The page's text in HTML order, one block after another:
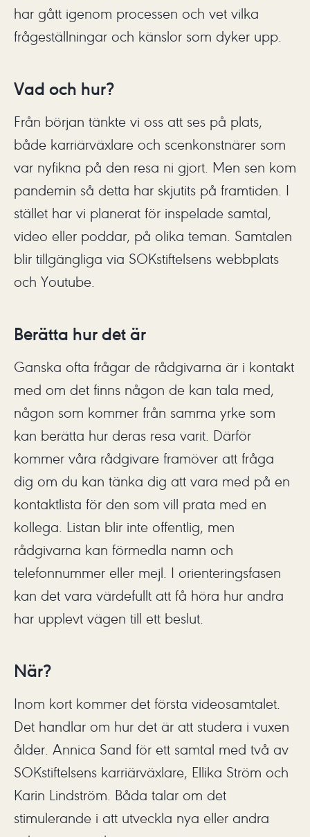
har gått igenom processen och vet vilka
frågeställningar och känslor som dyker upp.
Vad och hur?
Från början tänkte vi oss att ses på plats,
både karriärväxlare och scenkonstnärer som
var nyfikna på den resa ni gjort. Men sen kom
pandemin så detta har skjutits på framtiden. I
stället har vi planerat för inspelade samtal,
video eller poddar, på olika teman. Samtalen
blir tillgängliga via SOKstiftelsens webbplats
och Youtube.
Berätta hur det är
Ganska ofta frågar de rådgivarna är i kontakt
med om det finns någon de kan tala med,
någon som kommer från samma yrke som
kan berätta hur deras resa varit. Därför
kommer våra rådgivare framöver att fråga
dig om du kan tänka dig att vara med på en
kontaktlista för den som vill prata med en
kollega. Listan blir inte offentlig, men
rådgivarna kan förmedla namn och
telefonnummer eller mejl. I orienteringsfasen
kan det vara värdefullt att få höra hur andra
har upplevt vägen till ett beslut.
När?
Inom kort kommer det första videosamtalet.
Det handlar om hur det är att studera i vuxen
ålder. Annica Sand för ett samtal med två av
SOKstiftelsens karriärväxlare, Ellika Ström och
Karin Lindström. Båda talar om det
stimulerande i att utveckla nya eller andra